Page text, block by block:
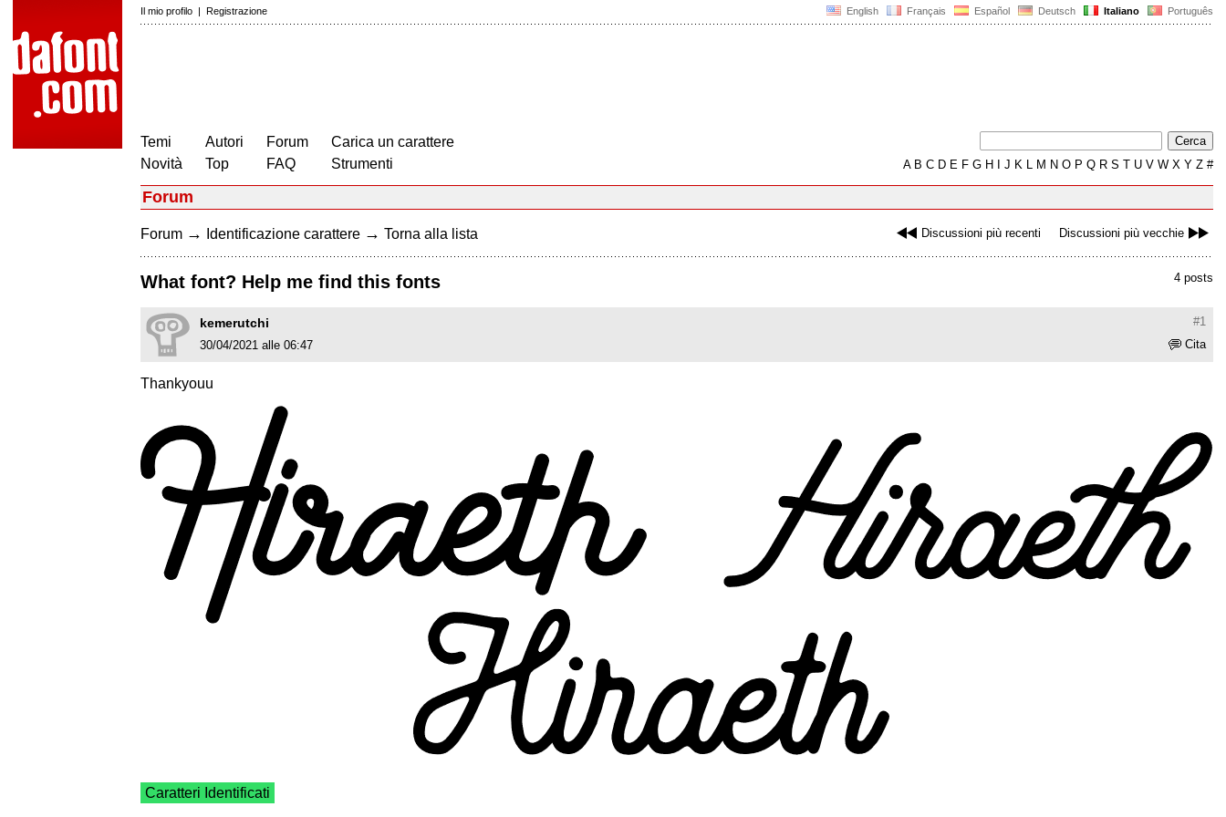
English Français Español Deutsch Italiano Português
Il mio profilo | Registrazione
Temi
Novità
Autori
Top
Forum
FAQ
Carica un carattere
Strumenti
AB C D E F G H J K L M N O P Q R S T U V W X Y Z #
Forum
Discussioni più recenti Discussioni più vecchie
Forum → Identificazione carattere → Torna alla lista
4 posts
What font? Help me find this fonts
#1
kemerutchi
Cita
30/04/2021 alle 06:47
Thankyouu
Caratteri Identificati